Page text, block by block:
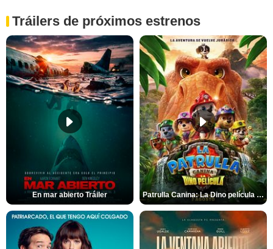
Tráilers de próximos estrenos
En mar abierto Tráiler Patrulla Canina: La Dino película Tráiler VO